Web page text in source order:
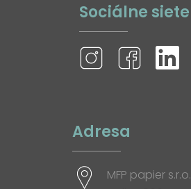
Sociálne siete
Adresa
MFP papier s.r.o.